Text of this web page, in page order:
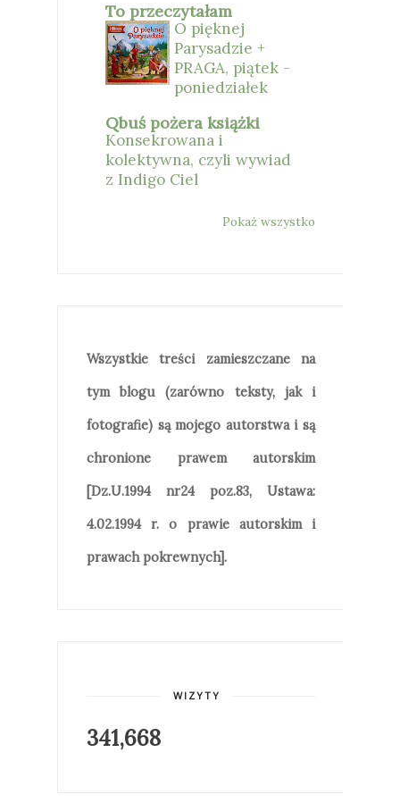
To przeczytałam
O pięknej
Parysadzie +
PRAGA, piątek -
poniedziałek
Qbuś pożera książki
Konsekrowana i
kolektywna, czyli wywiad
z Indigo Ciel
Pokaż wszystko
Wszystkie treści zamieszczane na
tym blogu (zarówno teksty, jak i
fotografie) są mojego autorstwa i są
chronione prawem autorskim
[Dz.U.1994 nr24 poz.83, Ustawa:
4.02.1994 r. o prawie autorskim i
prawach pokrewnych].
WIZYTY
341,668